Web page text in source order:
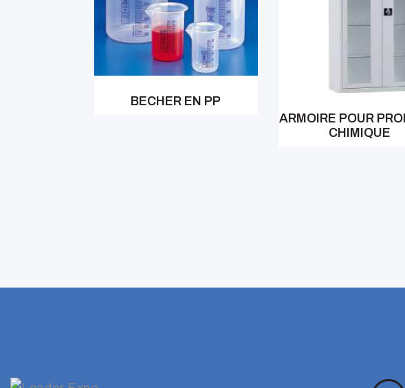
BECHER EN PP
ARMOIRE POUR
CHIMIQUE